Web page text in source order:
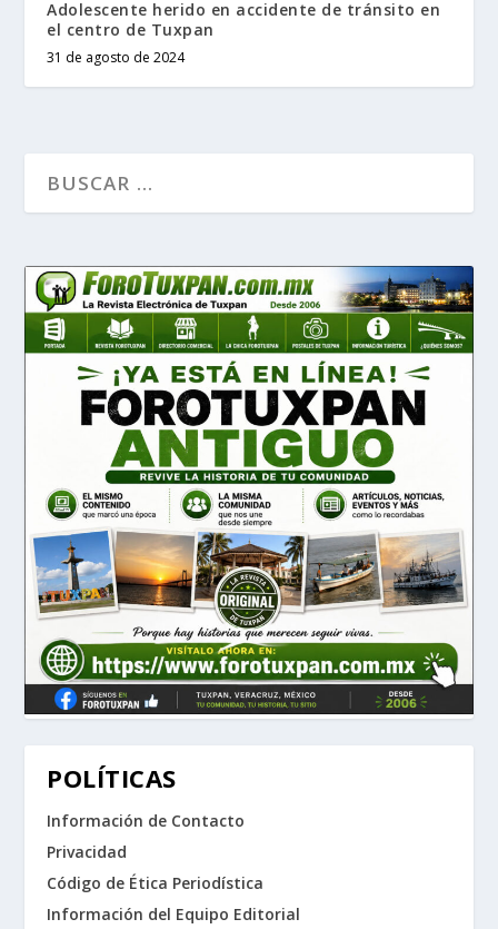
Adolescente herido en accidente de tránsito en
el centro de Tuxpan
31 de agosto de 2024
POLÍTICAS
Información de Contacto
Privacidad
Código de Ética Periodística
Información del Equipo Editorial